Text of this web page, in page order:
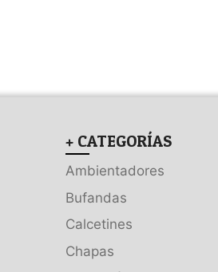
+ CATEGORÍAS
Ambientadores
Bufandas
Calcetines
Chapas